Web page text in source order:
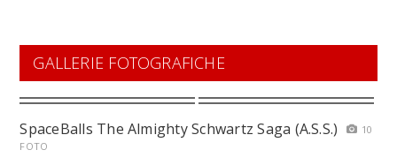
GALLERIE FOTOGRAFICHE
SpaceBalls The Almighty Schwartz Saga (A.S.S.)
10
FOTO